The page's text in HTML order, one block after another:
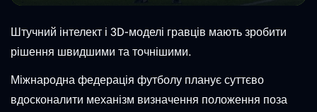
Штучний інтелект і 3D-моделі гравців мають зробити
рішення швидшими та точнішими.
Міжнародна федерація футболу планує суттєво
вдосконалити механізм визначення положення поза